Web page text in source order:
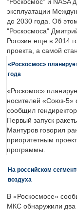
"Роскосмос" и NASA
эксплуатации
до 2030 года. Об
"Роскосмоса"
Рогозин еще в 2014
проекта, а самой
«Роскосмос»
года
«Роскомос»
носителей «Союз-5»
сообщил
Первый запуск
Мантуров говорил
приоритетным
программы.
На российском
воздуха
В «Роскосмосе»
МКС обнаружили два